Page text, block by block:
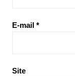
E-mail *
Site